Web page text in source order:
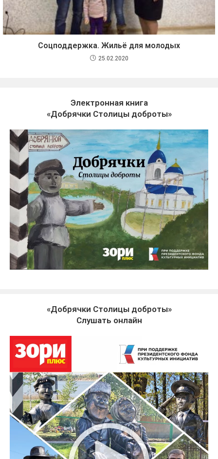
Соцподдержка. Жильё для молодых
25.02.2020
Электронная книга
«Добрячки Столицы доброты»
«Добрячки Столицы доброты»
Слушать онлайн